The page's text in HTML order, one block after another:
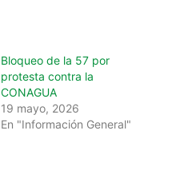
Bloqueo de la 57 por
protesta contra la
CONAGUA
19 mayo, 2026
En "Información General"